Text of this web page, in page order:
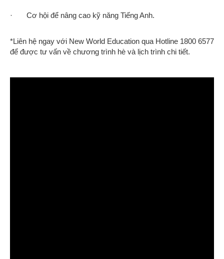
· Cơ hội để nâng cao kỹ năng Tiếng Anh.
*Liên hệ ngay với New World Education qua Hotline 1800 6577
để được tư vấn về chương trình hè và lịch trình chi tiết.